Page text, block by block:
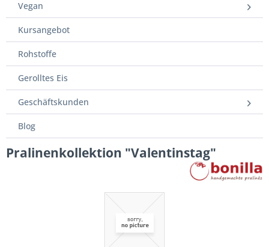
Vegan
Kursangebot
Rohstoffe
Gerolltes Eis
Geschäftskunden
Blog
Pralinenkollektion "Valentinstag"